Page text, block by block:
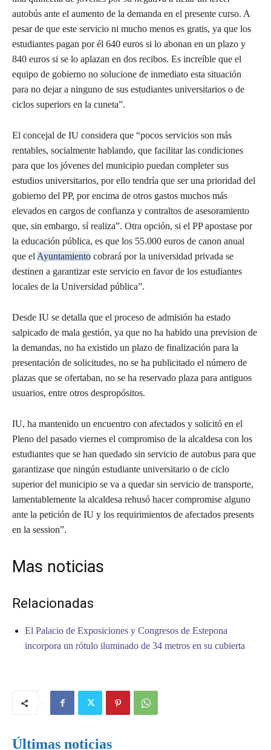
autobús ante el aumento de la demanda en el presente curso. A
pesar de que este servicio ni mucho menos es gratis, ya que los
estudiantes pagan por él 640 euros si lo abonan en un plazo y
840 euros si se lo aplazan en dos recibos. Es increíble que el
equipo de gobierno no solucione de inmediato esta situación
para no dejar a ninguno de sus estudiantes universitarios o de
ciclos superiors en la cuneta”.
El concejal de IU considera que “pocos servicios son más
rentables, socialmente hablando, que facilitar las condiciones
para que los jóvenes del municipio puedan completer sus
estudios universitarios, por ello tendría que ser una prioridad del
gobierno del PP, por encima de otros gastos muchos más
elevados en cargos de confianza y contraltos de asesoramiento
que, sin embargo, sí realiza”. Otra opción, si el PP apostase por
la educación pública, es que los 55.000 euros de canon anual
que elAyuntamiento cobrará por la universidad privada se
destinen a garantizar este servicio en favor de los estudiantes
locales de la Universidad pública”.
Desde IU se detalla que el proceso de admisión ha estado
salpicado de mala gestión, ya que no ha habido una prevision de
la demandas, no ha existido un plazo de finalización para la
presentación de solicitudes, no se ha publicitado el número de
plazas que se ofertaban, no se ha reservado plaza para antiguos
usuarios, entre otros despropósitos.
IU, ha mantenido un encuentro con afectados y solicitó en el
Pleno del pasado viernes el compromiso de la alcaldesa con los
estudiantes que se han quedado sin servicio de autobus para que
garantizase que ningún estudiante universitario o de ciclo
superior del municipio se va a quedar sin servicio de transporte,
lamentablemente la alcaldesa rehusó hacer compromise alguno
ante la petición de IU y los requirimientos de afectados presents
en la session”.
Mas noticias
Relacionadas
El Palacio de Exposiciones y Congresos de Estepona
incorpora un rótulo iluminado de 34 metros en su cubierta
Últimas noticias